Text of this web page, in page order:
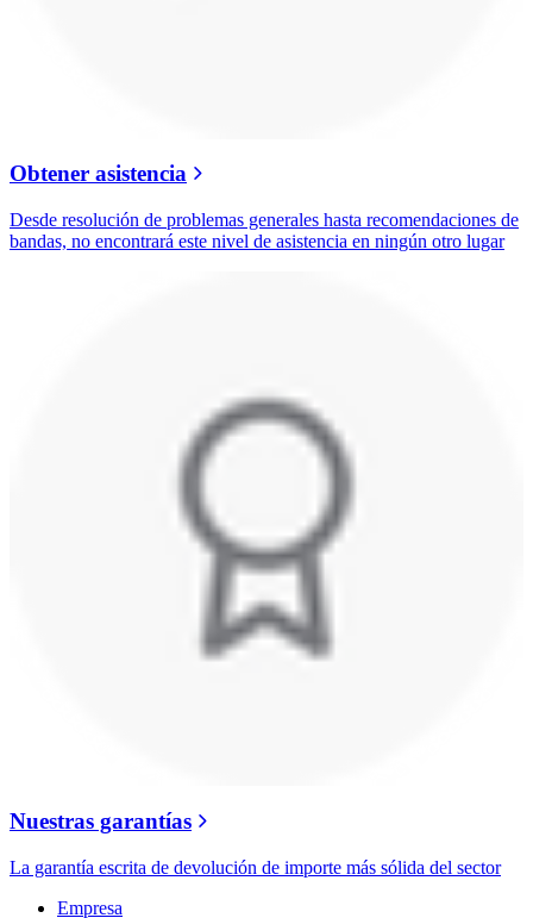
Obtener asistencia
Desde resolución de problemas generales hasta recomendaciones de
bandas, no encontrará este nivel de asistencia en ningún otro lugar
Nuestras garantías
La garantía escrita de devolución de importe más sólida del sector
Empresa